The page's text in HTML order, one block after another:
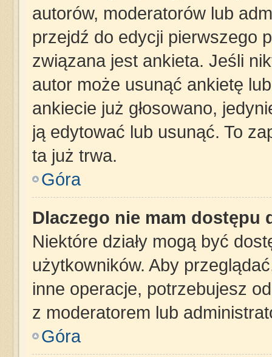
autorów, moderatorów lub
przejdź do edycji pierwszego
związana jest ankieta. Jeśli
autor może usunąć ankietę
ankiecie już głosowano,
ją edytować lub usunąć. To
ta już trwa.
Góra
Dlaczego nie mam dostępu
Niektóre działy mogą być
użytkowników. Aby
inne operacje, potrzebujesz
z moderatorem lub
Góra